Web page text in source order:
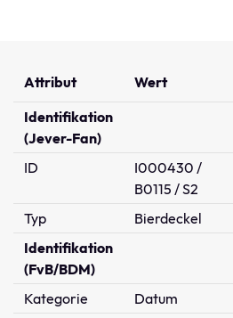
Attribut Wert
Identifikation
(Jever-Fan)
ID
I000430 /
B0115 / S2
Typ
Bierdeckel
Identifikation
(FvB/BDM)
Kategorie
Datum